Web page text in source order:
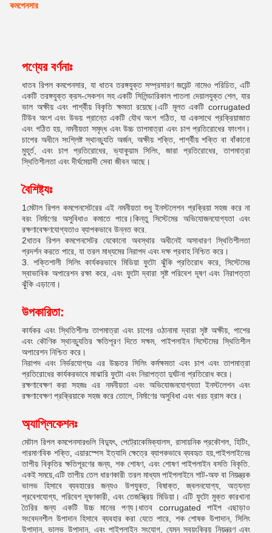
কমপেনসার
পণ্যের বর্ণনাঃ
ধাতব রিপল কমপেনসার, যা ধাতব তরঙ্গযুক্ত সম্প্রসারণ জয়েন্ট নামেও পরিচিত, এটি
একটি তরঙ্গযুক্ত ক্রস-সেকশন সহ একটি সিলিন্ডারিকাল পাতলা দেয়ালযুক্ত শেল, যার
ভাল অক্ষীয় এবং পার্শ্বীয় বিকৃতি ক্ষমতা রয়েছে।এটি মূলত একটি corrugated
টিউব অংশ এবং উভয় প্রান্তে একটি যৌথ অংশ গঠিত, যা একসাথে প্রক্রিয়াজাত
এবং গঠিত হয়, নমনীয়তা সমৃদ্ধ এবং উচ্চ তাপমাত্রা এবং চাপ প্রতিরোধের ফাংশন।
চাপের অধীনে সংশ্লিষ্ট স্থানচ্যুতি অর্জন, অক্ষীয় শক্তি, পার্শ্বীয় শক্তি বা বাঁকানো
মুহূর্ত, এবং চাপ প্রতিরোধের, ভ্যাকুয়াম সিলিং, জারা প্রতিরোধের, তাপমাত্রা
স্থিতিশীলতা এবং দীর্ঘমেয়াদী সেবা জীবন আছে।
বৈশিষ্ট্যঃ
1মেটাল রিপল কমপেনসেটরের এই নমনীয়তা শুধু ইনস্টলেশন প্রক্রিয়া সহজ করে না
বরং নির্মাণের অসুবিধাও কমাতে পারে।কিন্তু সিস্টেমের অভিযোজনযোগ্যতা এবং
রক্ষণাবেক্ষণযোগ্যতাও ব্যাপকভাবে উন্নত করে.
2ধাতব রিপল কমপেনসেটর যেকোনো অবস্থার অধীনেই অসাধারণ স্থিতিশীলতা
প্রদর্শন করতে পারে, যা তরল মাধ্যমের নিরাপদ এবং দক্ষ প্রবাহ নিশ্চিত করে।
3. শক্তিশালী সিলিং কার্যকরভাবে মিডিয়া ফুটো ঝুঁকি প্রতিরোধ করে, সিস্টেমের
স্বাভাবিক অপারেশন রক্ষা করে, এবং ফুটো দ্বারা সৃষ্ট পরিবেশ দূষণ এবং নিরাপত্তা
ঝুঁকি এড়ানো।
উপকারিতা:
কার্যকর এবং স্থিতিশীলঃ তাপমাত্রা এবং চাপের ওঠানামা দ্বারা সৃষ্ট অক্ষীয়, পাশের
এবং কৌণিক স্থানচ্যুতির ক্ষতিপূরণ দিতে সক্ষম, পাইপলাইন সিস্টেমের স্থিতিশীল
অপারেশন নিশ্চিত করে।
নিরাপদ এবং নির্ভরযোগ্যঃ এর উচ্চতর সিলিং কর্মক্ষমতা এবং চাপ এবং তাপমাত্রা
প্রতিরোধের কার্যকরভাবে মাঝারি ফুটো এবং নিরাপত্তা দুর্ঘটনা প্রতিরোধ করে।
রক্ষণাবেক্ষণ করা সহজঃ এর নমনীয়তা এবং অভিযোজনযোগ্যতা ইনস্টলেশন এবং
রক্ষণাবেক্ষণ প্রক্রিয়াকে সহজ করে তোলে, নির্মাণের অসুবিধা এবং খরচ হ্রাস করে।
অ্যাপ্লিকেশনঃ
মেটাল রিপল কমপেনসারগুলি বিদ্যুৎ, পেট্রোকেমিক্যালস, রাসায়নিক প্রকৌশল, হিটিং,
পারমাণবিক শক্তি, এয়ারস্পেস ইত্যাদি ক্ষেত্রে ব্যাপকভাবে ব্যবহৃত হয়,পাইপলাইনের
তাপীয় বিকৃতির ক্ষতিপূরণের জন্য, শক শোষণ, এবং শোষণ পাইপলাইন বসতি বিকৃতি.
একই সময়ে,এটি তাপীয় তেল ধারণকারী তরল মাধ্যম পাইপলাইনে শাট-অফ বা নিয়ন্ত্রক
ভালভ হিসাবে ব্যবহারের জন্যও উপযুক্ত, বিষাক্ত, জ্বলনযোগ্য, অত্যন্ত
প্রবেশযোগ্য, পরিবেশ দূষণকারী, এবং তেজস্ক্রিয় মিডিয়া। এটি ফুটো মুক্ত কারখানা
তৈরির জন্য একটি উচ্চ মানের পণ্য।ধাতব corrugated পাইপ এছাড়াও
সংবেদনশীল উপাদান হিসাবে ব্যবহার করা যেতে পারে, শক শোষক উপাদান, সিলিং
উপাদান, ভালভ উপাদান, এবং পাইপলাইন সংযোগ, যেমন স্বয়ংক্রিয় নিয়ন্ত্রণ এবং